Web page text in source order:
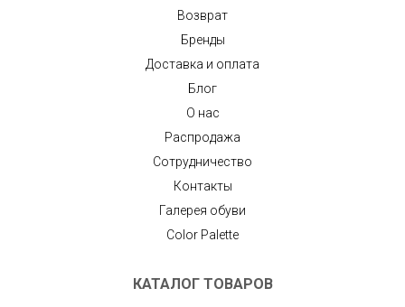
Возврат
Бренды
Доставка и оплата
Блог
О нас
Распродажа
Сотрудничество
Контакты
Галерея обуви
Color Palette
КАТАЛОГ ТОВАРОВ